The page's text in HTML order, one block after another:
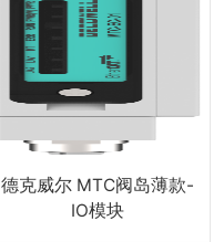
德克威尔 MTC阀岛薄款-
IO模块